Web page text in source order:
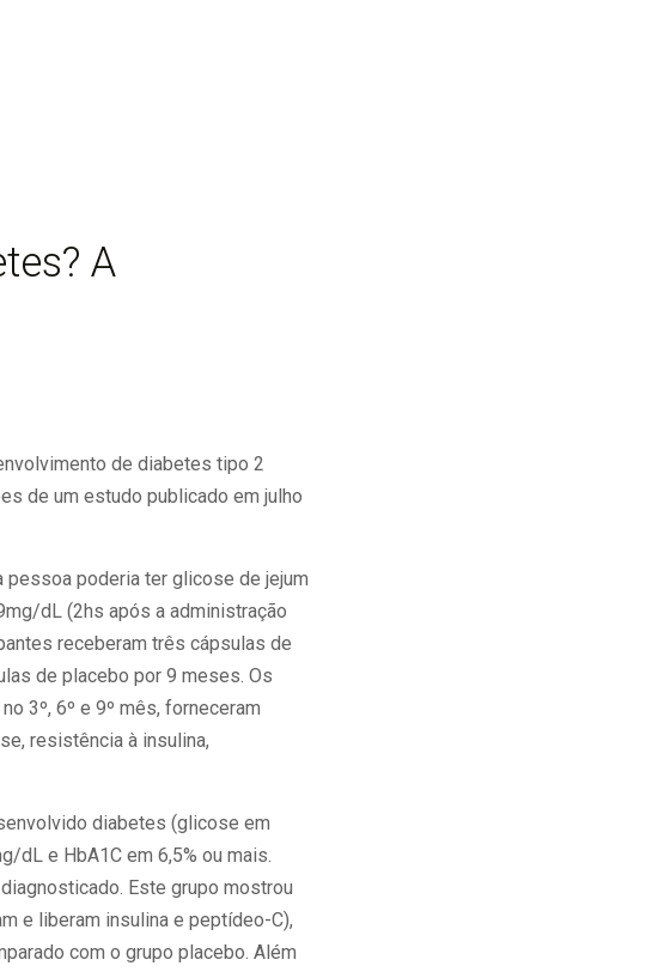
A
de diabetes tipo 2
de um estudo publicado em julho
poderia ter glicose de jejum
dL (2hs após a administração
receberam três cápsulas de
de placebo por 9 meses. Os
3º, 6º e 9º mês, forneceram
resistência à insulina,
diabetes (glicose em
dL e HbA1C em 6,5% ou mais.
Este grupo mostrou
e liberam insulina e peptídeo-C),
com o grupo placebo. Além